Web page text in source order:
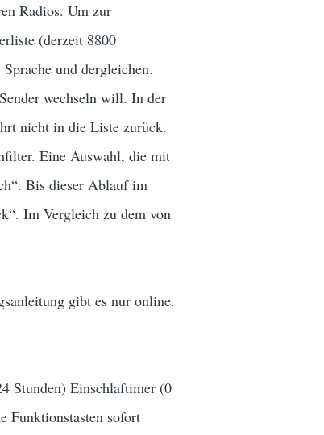
Radios. Um zur
(derzeit 8800
und dergleichen.
wechseln will. In der
nicht in die Liste zurück.
Eine Auswahl, die mit
Bis dieser Ablauf im
Im Vergleich zu dem von
gibt es nur online.
Stunden) Einschlaftimer (0
Funktionstasten sofort